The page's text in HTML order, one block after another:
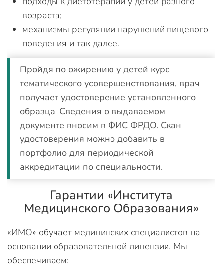
возраста;
механизмы регуляции нарушений пищевого
поведения и так далее.
Пройдя по ожирению у детей курс
тематического усовершенствования, врач
получает удостоверение установленного
образца. Сведения о выдаваемом
документе вносим в ФИС ФРДО. Скан
удостоверения можно добавить в
портфолио для периодической
аккредитации по специальности.
Гарантии «Института
Медицинского Образования»
«ИМО» обучает медицинских специалистов на
основании образовательной лицензии. Мы
обеспечиваем: